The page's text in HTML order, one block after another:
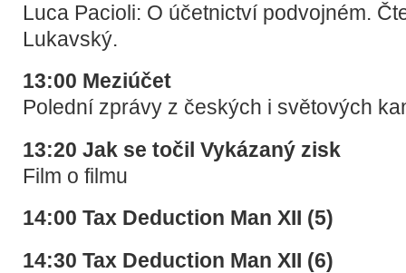
Luca Pacioli: O účetnictví podvojném.
Lukavský.
13:00 Meziúčet
Polední zprávy z českých i světových
13:20 Jak se točil Vykázaný zisk
Film o filmu
14:00 Tax Deduction Man XII (5)
14:30 Tax Deduction Man XII (6)